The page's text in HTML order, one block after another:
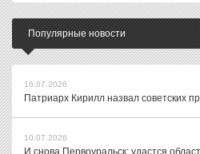
Популярные новости
16.07.2026
Патриарх Кирилл назвал советских
10.07.2026
И снова Первоуральск: удастся